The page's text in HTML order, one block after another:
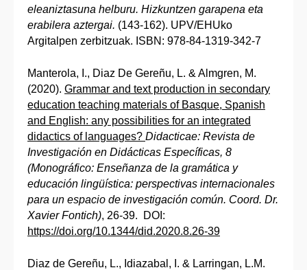
eleaniztasuna helburu. Hizkuntzen garapena eta
erabilera aztergai. (143-162). UPV/EHUko
Argitalpen zerbitzuak. ISBN: 978-84-1319-342-7
Manterola, I., Diaz De Gereñu, L. & Almgren, M.
(2020). Grammar and text production in secondary
education teaching materials of Basque, Spanish
and English: any possibilities for an integrated
didactics of languages? Didacticae: Revista de
Investigación en Didácticas Específicas, 8
(Monográfico: Enseñanza de la gramática y
educación lingüística: perspectivas internacionales
para un espacio de investigación común. Coord. Dr.
Xavier Fontich), 26-39. DOI:
https://doi.org/10.1344/did.2020.8.26-39
Diaz de Gereñu, L., Idiazabal, I. & Larringan, L.M.